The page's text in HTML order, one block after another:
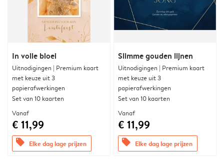
In volle bloei
Uitnodigingen | Premium kaart
met keuze uit 3
papierafwerkingen
Set van 10 kaarten
Vanaf
€ 11,99
offers Elke dag lage prijzen
Slimme gouden lijnen
Uitnodigingen | Premium kaart
met keuze uit 3
papierafwerkingen
Set van 10 kaarten
Vanaf
€ 11,99
offers Elke dag lage prijzen